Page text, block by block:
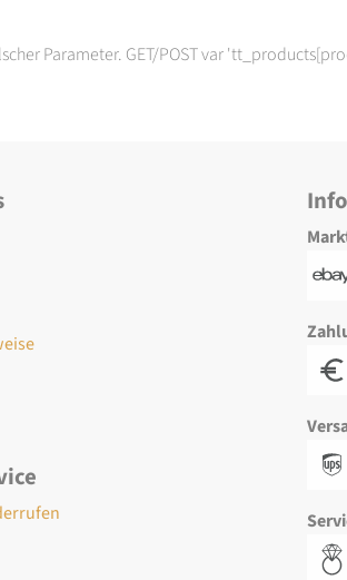
Parameter. GET/POST var